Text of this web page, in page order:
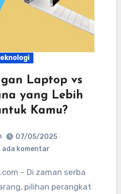
Laptop vs
yang Lebih
Kamu?
07/05/2025
ada komentar
pilihan perangkat